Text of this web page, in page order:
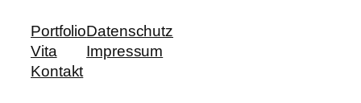
Portfolio
Vita
Kontakt
Datenschutz
Impressum